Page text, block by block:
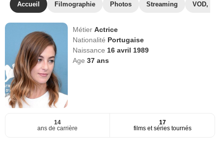
Accueil Filmographie Photos Streaming VOD,
MétierActrice
Nationalité Portugaise
Naissance 16 avril 1989
Age37 ans
14
ans de carrière
17
films et séries tournés